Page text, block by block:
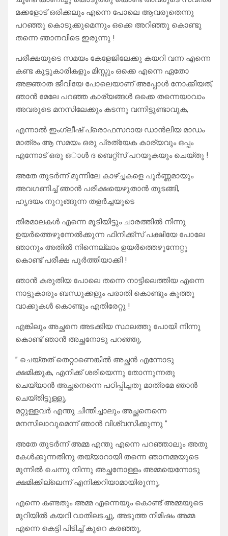
മക്കളോട് ഒരിക്കലും എന്നെ പോലെ ആവരുതെന്നു
പറഞ്ഞു കൊടുക്കുമെന്നും ഒക്കെ അറിഞ്ഞു കൊണ്ടു
തന്നെ ഞാനവിടെ ഇരുന്നു !
പരീക്ഷയുടെ സമയം കേളേജിലേക്കു കയറി വന്ന എന്നെ
കണ്ട കൂട്ടുകാരികളും മിസ്സും ഒക്കെ എന്നെ ഏതോ
അജ്ഞാത ജീവിയേ പോലെയാണ് അപ്പോൾ നോക്കിയത്,
ഞാൻ മേലേ പറഞ്ഞ കാര്യങ്ങൾ ഒക്കെ തന്നെയാവാം
അവരുടെ മനസിലേക്കും കടന്നു വന്നിട്ടുണ്ടാവുക,
എന്നാൽ ഇംഗ്ലീഷ് പ്രൊഫസറായ ഡാൻലിയ മാഡം
മാത്രം ആ സമയം ഒരു പ്രത്യേക കാര്യവും ഒപ്പം
എന്നോട് ഒരു ഒാൾ ദ ബെറ്റ്സ് പറയുകയും ചെയ്തു !
അതേ തുടർന്ന് മുന്നിലേ കാഴ്ച്ചകളെ പൂർണ്ണമായും
അവഗണിച്ച് ഞാൻ പരീക്ഷയെഴുതാൻ തുടങ്ങി,
ഹൃദയം നുറുങ്ങുന്ന തളർച്ചയുടെ
തിരമാലകൾ എന്നെ മൂടിയിട്ടും ചാരത്തിൽ നിന്നു
ഉയർത്തെഴുന്നേൽക്കുന്ന ഫിനിക്ക്സ് പക്ഷിയേ പോലേ
ഞാനും അതിൽ നിന്നെല്ലാം ഉയർത്തെഴുന്നേറ്റു
കൊണ്ട് പരീക്ഷ പൂർത്തിയാക്കി !
ഞാൻ കരുതിയ പോലെ തന്നെ നാട്ടിലെത്തിയ എന്നെ
നാട്ടുകാരും ബന്ധുക്കളും പരാതി കൊണ്ടും കുത്തു
വാക്കുകൾ കൊണ്ടും എതിരേറ്റു !
എങ്കിലും അച്ഛനെ അടക്കിയ സ്ഥലത്തു പോയി നിന്നു
കൊണ്ട് ഞാൻ അച്ഛനോടു പറഞ്ഞു,
” ചെയ്തത് തെറ്റാണെങ്കിൽ അച്ഛൻ എന്നോടു
ക്ഷമിക്കുക, എനിക്ക് ശരിയെന്നു തോന്നുന്നതു
ചെയ്യാൻ അച്ഛനെന്നെ പഠിപ്പിച്ചതു മാത്രമേ ഞാൻ
ചെയ്തിട്ടുള്ളൂ,
മറ്റുള്ളവർ എന്തു ചിന്തിച്ചാലും അച്ഛനെന്നെ
മനസിലാവുമെന്ന് ഞാൻ വിശ്വസിക്കുന്നു ”
അതേ തുടർന്ന് അമ്മ എന്തു എന്നെ പറഞ്ഞാലും അതു
കേൾക്കുന്നതിനു തയ്യാറായി തന്നെ ഞാനമ്മയുടെ
മുന്നിൽ ചെന്നു നിന്നു അച്ഛനോള്ളം അമ്മയെന്നോടു
ക്ഷമിക്കില്ലെന്ന് എനിക്കറിയാമായിരുന്നു,
എന്നെ കണ്ടതും അമ്മ എന്നെയും കൊണ്ട് അമ്മയുടെ
മുറിയിൽ കയറി വാതിലടച്ചു, അടുത്ത നിമിഷം അമ്മ
എന്നെ കെട്ടി പിടിച്ച് കുറെ കരഞ്ഞു,